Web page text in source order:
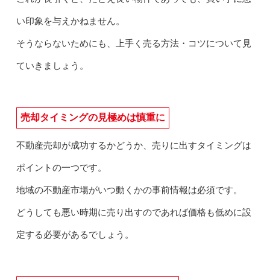
い印象を与えかねません。
そうならないためにも、上手く売る方法・コツについて見
ていきましょう。
売却タイミングの見極めは慎重に
不動産売却が成功するかどうか、売りに出すタイミングは
ポイントの一つです。
地域の不動産市場がいつ動くかの事前情報は必須です。
どうしても悪い時期に売り出すのであれば価格も低めに設
定する必要があるでしょう。